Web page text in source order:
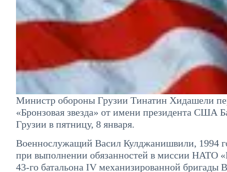
Министр обороны Грузии Тинатин Хидашели
«Бронзовая звезда» от имени президента
Грузии в пятницу, 8 января.
Военнослужащий Васил Кулджанишвили, 1994
при выполнении обязанностей в миссии НАТО
43-го батальона IV механизированной бригады